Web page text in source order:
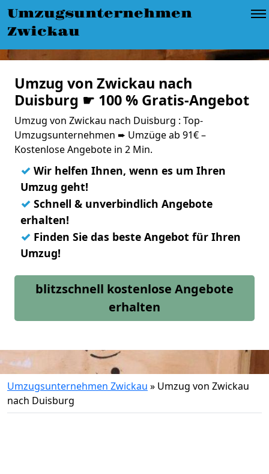
Umzugsunternehmen
Zwickau
Umzug von Zwickau nach
Duisburg ☛ 100 % Gratis-Angebot
Umzug von Zwickau nach Duisburg : Top-
Umzugsunternehmen ➨ Umzüge ab 91€ –
Kostenlose Angebote in 2 Min.
✓ Wir helfen Ihnen, wenn es um Ihren
Umzug geht!
✓ Schnell & unverbindlich Angebote
erhalten!
✓ Finden Sie das beste Angebot für Ihren
Umzug!
blitzschnell kostenlose Angebote
erhalten
Umzugsunternehmen Zwickau » Umzug von Zwickau
nach Duisburg